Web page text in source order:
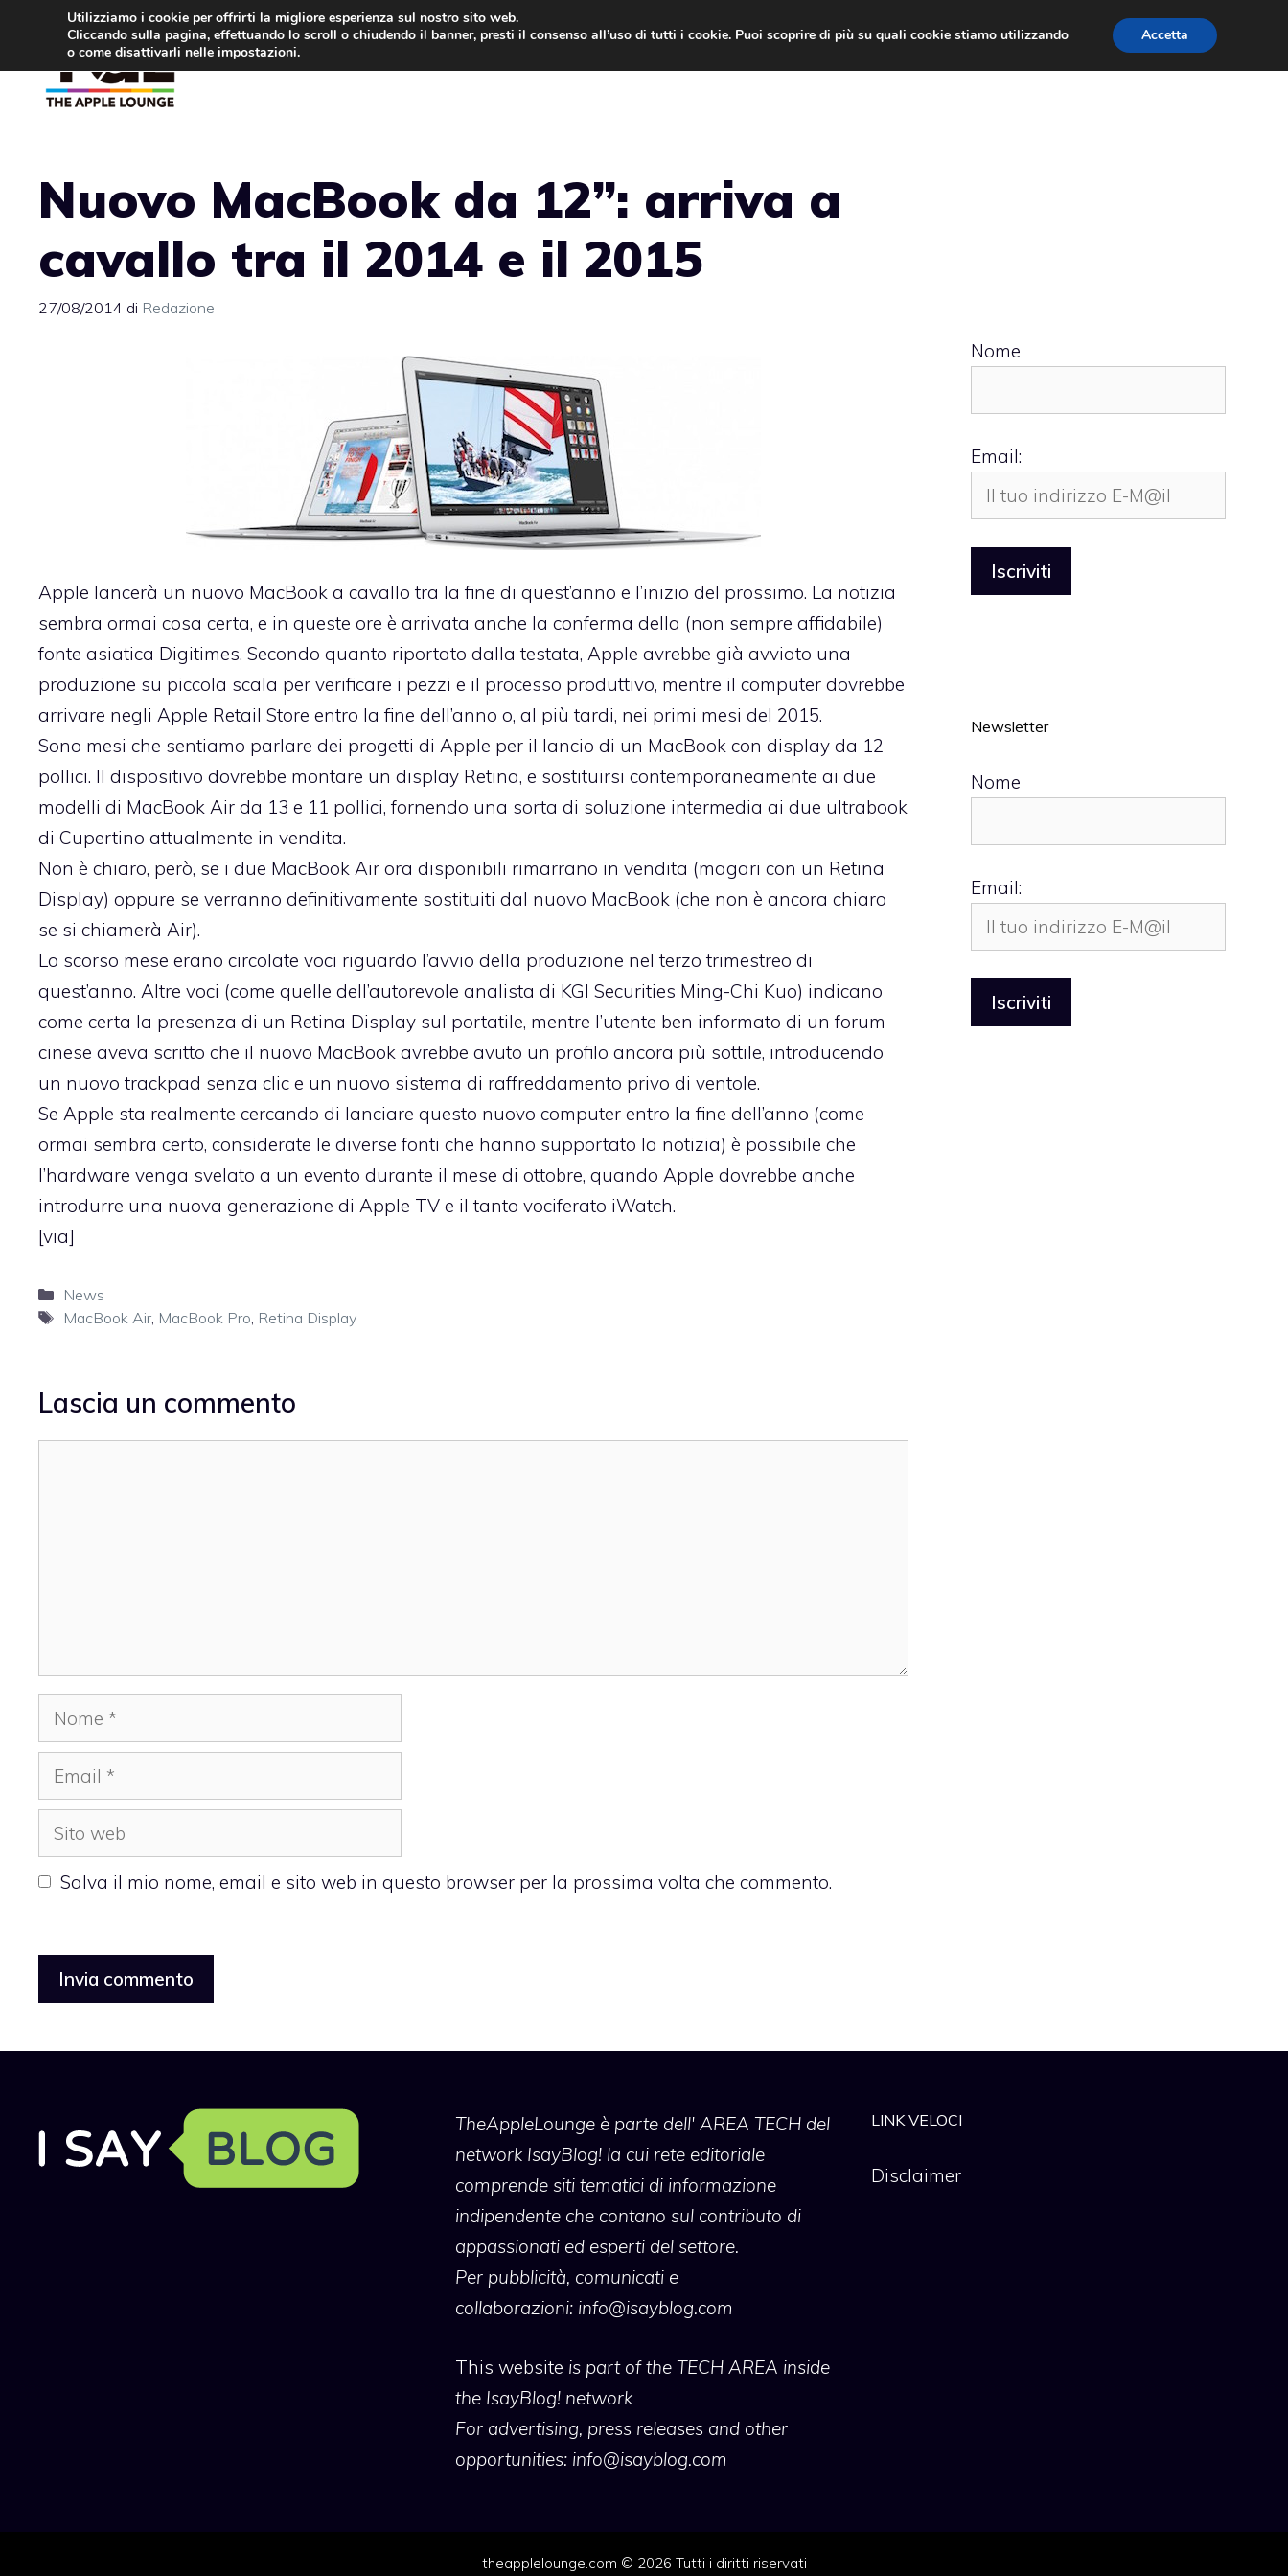
contenuto
Nuovo MacBook da 12”: arriva a
cavallo tra il 2014 e il 2015
27/08/2014 di Redazione
Apple lancerà un nuovo MacBook a cavallo tra la fine di quest’anno e l’inizio del prossimo. La notizia
sembra ormai cosa certa, e in queste ore è arrivata anche la conferma della (non sempre affidabile)
fonte asiatica Digitimes. Secondo quanto riportato dalla testata, Apple avrebbe già avviato una
produzione su piccola scala per verificare i pezzi e il processo produttivo, mentre il computer dovrebbe
arrivare negli Apple Retail Store entro la fine dell’anno o, al più tardi, nei primi mesi del 2015.
Sono mesi che sentiamo parlare dei progetti di Apple per il lancio di un MacBook con display da 12
pollici. Il dispositivo dovrebbe montare un display Retina, e sostituirsi contemporaneamente ai due
modelli di MacBook Air da 13 e 11 pollici, fornendo una sorta di soluzione intermedia ai due ultrabook
di Cupertino attualmente in vendita.
Non è chiaro, però, se i due MacBook Air ora disponibili rimarrano in vendita (magari con un Retina
Display) oppure se verranno definitivamente sostituiti dal nuovo MacBook (che non è ancora chiaro
se si chiamerà Air).
Lo scorso mese erano circolate voci riguardo l’avvio della produzione nel terzo trimestreo di
quest’anno. Altre voci (come quelle dell’autorevole analista di KGI Securities Ming-Chi Kuo) indicano
come certa la presenza di un Retina Display sul portatile, mentre l’utente ben informato di un forum
cinese aveva scritto che il nuovo MacBook avrebbe avuto un profilo ancora più sottile, introducendo
un nuovo trackpad senza clic e un nuovo sistema di raffreddamento privo di ventole.
Se Apple sta realmente cercando di lanciare questo nuovo computer entro la fine dell’anno (come
ormai sembra certo, considerate le diverse fonti che hanno supportato la notizia) è possibile che
l’hardware venga svelato a un evento durante il mese di ottobre, quando Apple dovrebbe anche
introdurre una nuova generazione di Apple TV e il tanto vociferato iWatch.
[via]
Categorie
News
Tag
MacBook Air, MacBook Pro Retina Display
Lascia un commento
Nome
Email
Sito
web
Salva il mio nome, email e sito web in questo browser per la prossima volta che commento.
Nome
Email:
Newsletter
Nome
Email:
TheAppleLoungeè parte dell' AREA TECH del
network IsayBlog! la cui rete editoriale
comprende siti tematici di informazione
indipendente che contano sul contributo di
appassionati ed esperti del settore.
Per pubblicità, comunicati e
collaborazioni: info@isayblog.com
This website is part of the TECH AREA inside
the IsayBlog! network
For advertising, press releases and other
opportunities: info@isayblog.com
LINK VELOCI
Disclaimer
theapplelounge.com © 2026 Tutti i diritti riservati
Utilizziamo i cookie per offrirti la migliore esperienza sul nostro sito web.
Cliccando sulla pagina, effettuando lo scroll o chiudendo il banner, presti il consenso all’uso di tutti i cookie. Puoi scoprire di più su quali cookie stiamo utilizzando
o come disattivarli nelle impostazioni.
Accetta